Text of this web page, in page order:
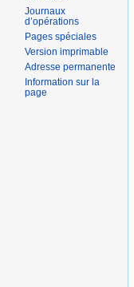
Journaux
d’opérations
Pages spéciales
Version imprimable
Adresse permanente
Information sur la
page